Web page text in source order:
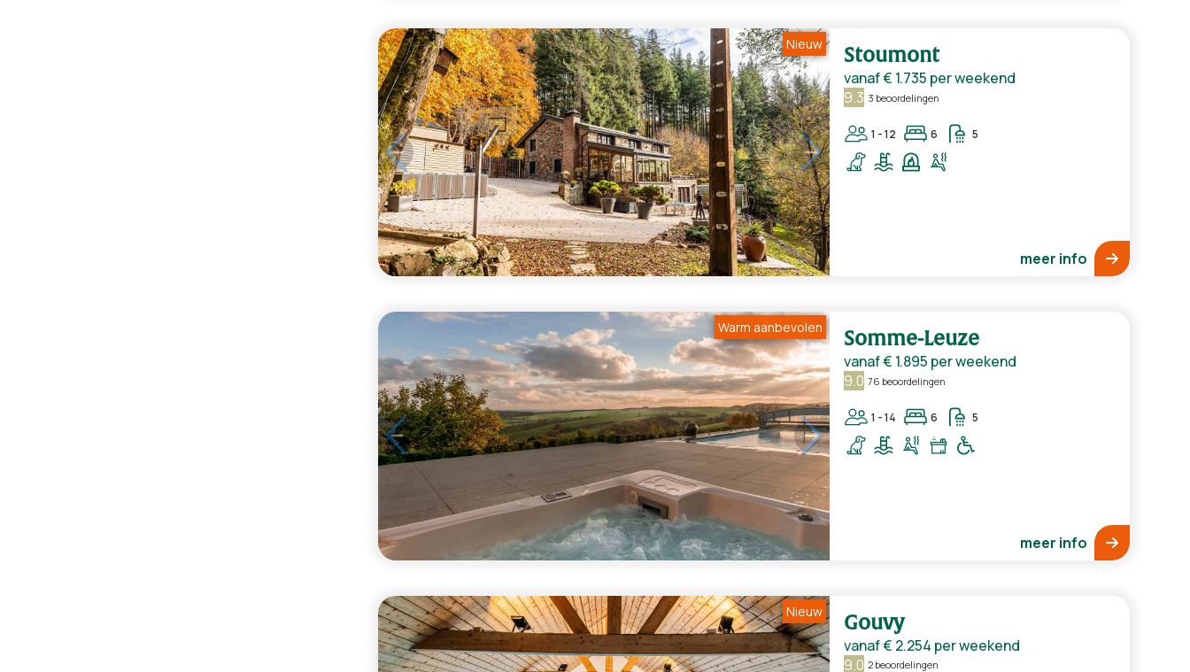
Stoumont
vanaf€ 1.735 per weekend
9.3 3 beoordelingen
1 - 12 6 5
meer info
1/5
Nieuw
Somme-Leuze
vanaf€ 1.895 per weekend
9.0 76 beoordelingen
1 - 14 6 5
meer info
1/5
Warm aanbevolen
Gouvy
vanaf€ 2.254 per weekend
9.0 2 beoordelingen
Nieuw